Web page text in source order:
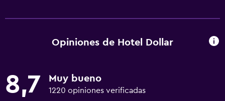
Opiniones de Hotel Dollar
8,7 Muy bueno
1220 opiniones verificadas